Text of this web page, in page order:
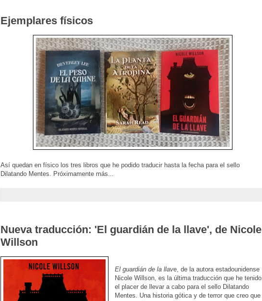
Ejemplares físicos
Así quedan en físico los tres libros que he podido traducir hasta la fecha para el sello
Dilatando Mentes. Próximamente más...
Nueva traducción: 'El guardián de la llave', de Nicole
Willson
El guardián de la llave, de la autora estadounidense
Nicole Willson, es la última traducción que he tenido
el placer de llevar a cabo para el sello Dilatando
Mentes. Una historia gótica y de terror que creo que